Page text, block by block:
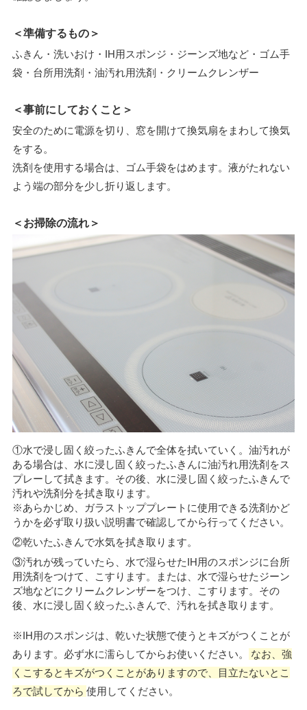
＜準備するもの＞
ふきん・洗いおけ・IH用スポンジ・ジーンズ地など・ゴム手
袋・台所用洗剤・油汚れ用洗剤・クリームクレンザー
＜事前にしておくこと＞
安全のために電源を切り、窓を開けて換気扇をまわして換気
をする。
洗剤を使用する場合は、ゴム手袋をはめます。液がたれない
よう端の部分を少し折り返します。
＜お掃除の流れ＞
①水で浸し固く絞ったふきんで全体を拭いていく。油汚れが
ある場合は、水に浸し固く絞ったふきんに油汚れ用洗剤をス
プレーして拭きます。その後、水に浸し固く絞ったふきんで
汚れや洗剤分を拭き取ります。
※あらかじめ、ガラストッププレートに使用できる洗剤かど
うかを必ず取り扱い説明書で確認してから行ってください。
②乾いたふきんで水気を拭き取ります。
③汚れが残っていたら、水で湿らせたIH用のスポンジに台所
用洗剤をつけて、こすります。または、水で湿らせたジーン
ズ地などにクリームクレンザーをつけ、こすります。その
後、水に浸し固く絞ったふきんで、汚れを拭き取ります。
※IH用のスポンジは、乾いた状態で使うとキズがつくことが
あります。必ず水に濡らしてからお使いください。
なお、強
くこするとキズがつくことがありますので、目立たないとこ
ろで試してから 使用してください。